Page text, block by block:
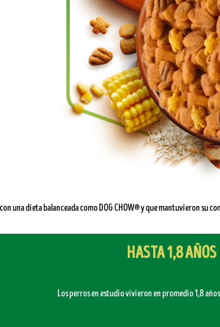
una dieta balanceada como DOG CHOW® y que mantuvieron
HASTA 1,8
Los perros en estudio vivieron en promedio 1,8